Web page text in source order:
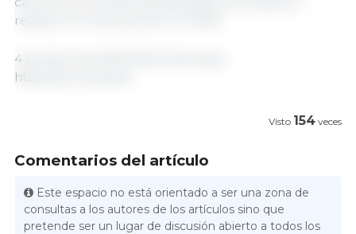
redujo a 4.2 millones de t en 2023.
4 de abril de 2024/ BLE/ Alemania.
https://www.ble.de
Visto 154 veces
Comentarios del artículo
Este espacio no está orientado a ser una zona de
consultas a los autores de los artículos sino que
pretende ser un lugar de discusión abierto a todos los